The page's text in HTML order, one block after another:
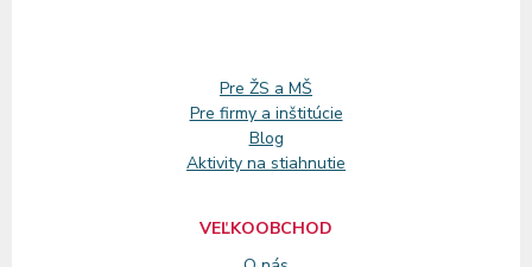
Pre ŽS a MŠ
Pre firmy a inštitúcie
Blog
Aktivity na stiahnutie
VEĽKOOBCHOD